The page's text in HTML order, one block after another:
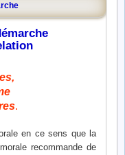
.
en ce sens que la
recommande de